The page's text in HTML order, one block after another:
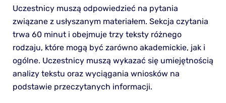
Uczestnicy muszą odpowiedzieć na pytania
związane z usłyszanym materiałem. Sekcja czytania
trwa 60 minut i obejmuje trzy teksty różnego
rodzaju, które mogą być zarówno akademickie, jak i
ogólne. Uczestnicy muszą wykazać się umiejętnością
analizy tekstu oraz wyciągania wniosków na
podstawie przeczytanych informacji.